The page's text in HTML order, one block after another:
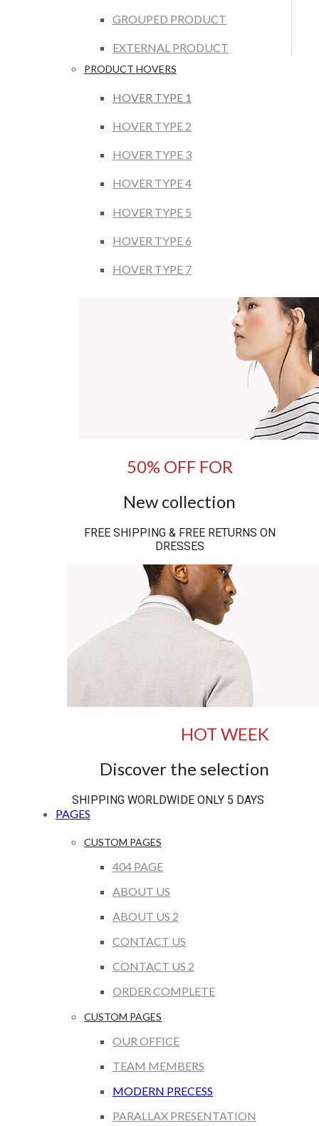
GROUPED PRODUCT
EXTERNAL PRODUCT
PRODUCT HOVERS
HOVER TYPE 1
HOVER TYPE 2
HOVER TYPE 3
HOVER TYPE 4
HOVER TYPE 5
HOVER TYPE 6
HOVER TYPE 7
50% OFF FOR
New collection
FREE SHIPPING & FREE RETURNS ON
DRESSES
HOT WEEK
Discover the selection
SHIPPING WORLDWIDE ONLY 5 DAYS
PAGES
CUSTOM PAGES
404 PAGE
ABOUT US
ABOUT US 2
CONTACT US
CONTACT US 2
ORDER COMPLETE
CUSTOM PAGES
OUR OFFICE
TEAM MEMBERS
MODERN PRECESS
PARALLAX PRESENTATION